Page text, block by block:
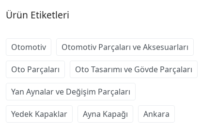
Ürün Etiketleri
Otomotiv Otomotiv Parçaları ve Aksesuarları
Oto Parçaları Oto Tasarımı ve Gövde Parçaları
Yan Aynalar ve Değişim Parçaları
Yedek Kapaklar Ayna Kapağı Ankara